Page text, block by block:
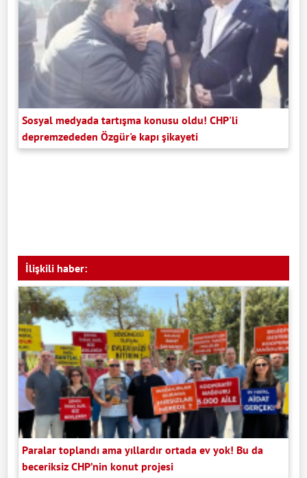
Sosyal medyada tartışma konusu oldu! CHP'li
depremzededen Özgür'e kapı şikayeti
İlişkili haber:
Paralar toplandı ama yıllardır ortada ev yok! Bu da
beceriksiz CHP’nin konut projesi